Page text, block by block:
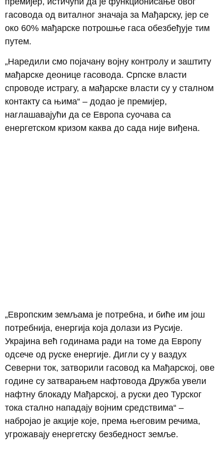
гасовода од виталног значаја за Мађарску, јер се
око 60% мађарске потрошње гаса обезбеђује тим
путем.
„Наредили смо појачану војну контролу и заштиту
мађарске деонице гасовода. Српске власти
спроводе истрагу, а мађарске власти су у сталном
контакту са њима“ – додао је премијер,
наглашавајући да се Европа суочава са
енергетском кризом каква до сада није виђена.
„Европским земљама је потребна, и биће им још
потребнија, енергија која долази из Русије.
Украјина већ годинама ради на томе да Европу
одсече од руске енергије. Дигли су у ваздух
Северни ток, затворили гасовод ка Мађарској, ове
године су затварањем нафтовода Дружба увели
нафтну блокаду Мађарској, а руски део Турског
тока стално нападају војним средствима“ –
набројао је акције које, према његовим речима,
угрожавају енергетску безбедност земље.